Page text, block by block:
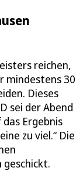
reichen,
mindestens 30
Dieses
sei der Abend
Ergebnis
zu viel.“ Die